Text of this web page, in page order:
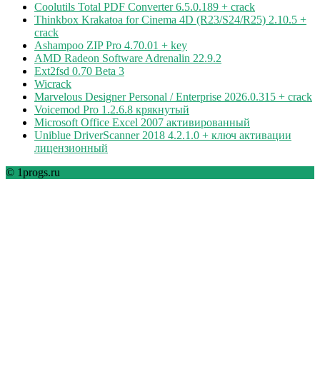
Coolutils Total PDF Converter 6.5.0.189 + crack
Thinkbox Krakatoa for Cinema 4D (R23/S24/R25) 2.10.5 +
crack
Ashampoo ZIP Pro 4.70.01 + key
AMD Radeon Software Adrenalin 22.9.2
Ext2fsd 0.70 Beta 3
Wicrack
Marvelous Designer Personal / Enterprise 2026.0.315 + crack
Voicemod Pro 1.2.6.8 крякнутый
Microsoft Office Excel 2007 активированный
Uniblue DriverScanner 2018 4.2.1.0 + ключ активации
лицензионный
© 1progs.ru